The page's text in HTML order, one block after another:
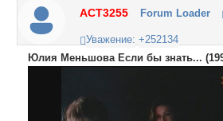
ACT3255 Forum Loader
Уважение: +252134
Юлия Меньшова Если бы знать...